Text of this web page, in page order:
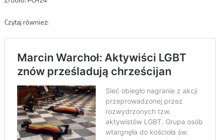
Czytaj również: